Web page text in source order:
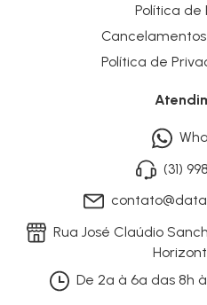
Política de
Política de
(31)
Rua José Claúdio
De 2ª à 6ª das 8h